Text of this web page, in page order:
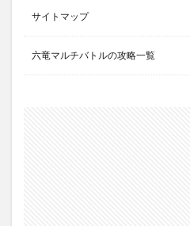
サイトマップ
六竜マルチバトルの攻略一覧